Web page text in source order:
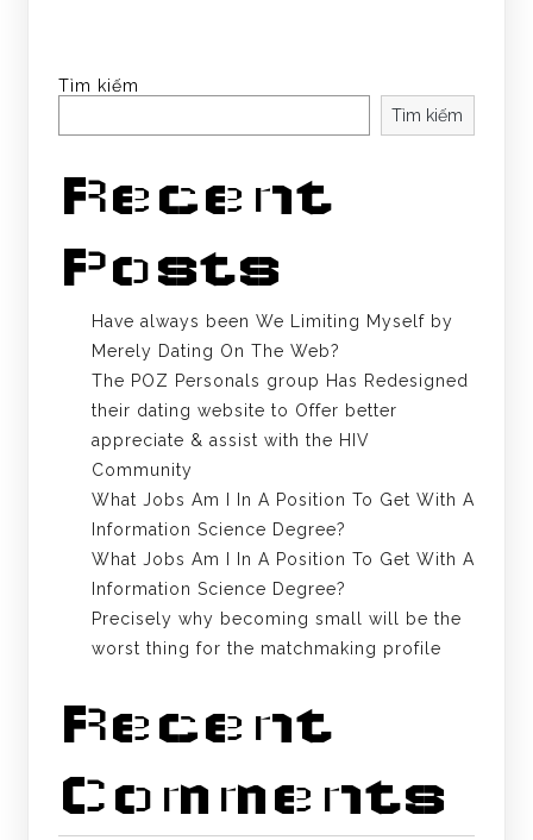
Tìm kiếm
Tìm kiếm
Recent
Posts
Have always been We Limiting Myself by
Merely Dating On The Web?
The POZ Personals group Has Redesigned
their dating website to Offer better
appreciate & assist with the HIV
Community
What Jobs Am I In A Position To Get With A
Information Science Degree?
What Jobs Am I In A Position To Get With A
Information Science Degree?
Precisely why becoming small will be the
worst thing for the matchmaking profile
Recent
Comments